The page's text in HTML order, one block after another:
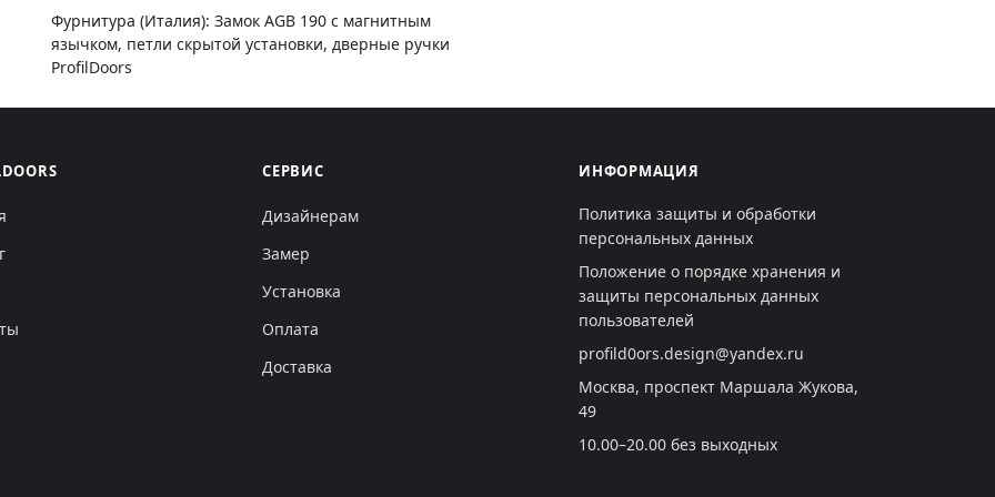
Фурнитура (Италия): Замок AGB 190 с магнитным
язычком, петли скрытой установки, дверные ручки
ProfilDoors
СЕРВИС
Дизайнерам
Замер
Установка
Оплата
Доставка
ИНФОРМАЦИЯ
Политика защиты и обработки
персональных данных
Положение о порядке хранения и
защиты персональных данных
пользователей
profild0ors.design@yandex.ru
Москва, проспект Маршала Жукова,
49
10.00–20.00 без выходных